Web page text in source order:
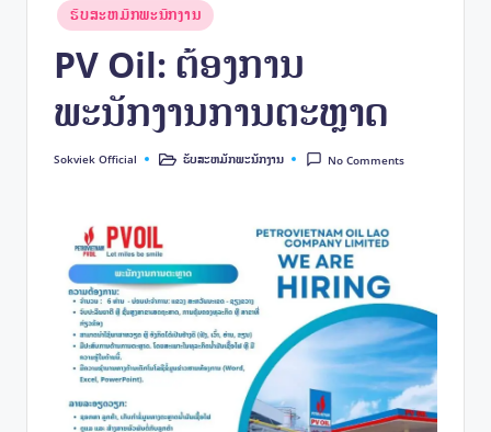
Posted
in
ຮັບສະຫມັກພະນັກງານ
PV Oil: ຕ້ອງການ
ພະນັກງານການຕະຫຼາດ
Posted
Sokviek Official
Postedຮັບສະຫມັກພະນັກງານ No Comments